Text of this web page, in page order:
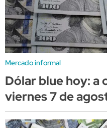
Mercado informal
Dólar blue hoy: a
viernes 7 de